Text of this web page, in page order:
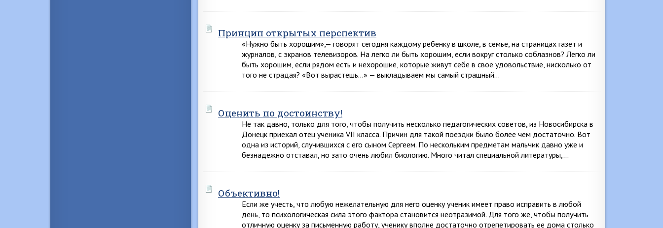
Принцип открытых перспектив
«Нужно быть хорошим»,— говорят сегодня каждому ребенку в школе, в семье, на страницах газет и
журналов, с экранов телевизоров. На легко ли быть хорошим, если вокруг столько соблазнов? Легко ли
быть хорошим, если рядом есть и нехорошие, которые живут себе в свое удовольствие, нисколько от
того не страдая? «Вот вырастешь…» — выкладываем мы самый страшный…
Оценить по достоинству!
Не так давно, только для того, чтобы получить несколько педагогических советов, из Новосибирска в
Донецк приехал отец ученика VII класса. Причин для такой поездки было более чем достаточно. Вот
одна из историй, случившихся с его сыном Сергеем. По нескольким предметам мальчик давно уже и
безнадежно отставал, но зато очень любил биологию. Много читал специальной литературы,…
Объективно!
Если же учесть, что любую нежелательную для него оценку ученик имеет право исправить в любой
день, то психологическая сила этого фактора становится неотразимой. Для того же, чтобы получить
отличную оценку за письменную работу, ученику вполне достаточно отрепетировать ее дома столько